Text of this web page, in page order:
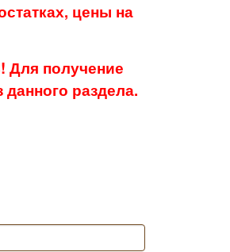
цены на
Для получение
раздела.